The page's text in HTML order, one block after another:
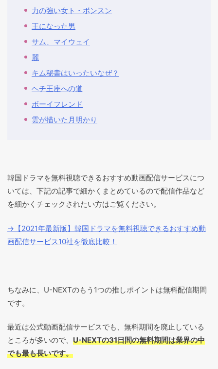
力の強い女ト・ボンスン
王になった男
サム、マイウェイ
麗
キム秘書はいったいなぜ？
ヘチ王座への道
ボーイフレンド
雲が描いた月明かり
韓国ドラマを無料視聴できるおすすめ動画配信サービスにつ
いては、下記の記事で細かくまとめているので配信作品など
を細かくチェックされたい方はご覧ください。
→【2021年最新版】韓国ドラマを無料視聴できるおすすめ動
画配信サービス10社を徹底比較！
ちなみに、U-NEXTのもう1つの推しポイントは無料配信期間
です。
最近は公式動画配信サービスでも、無料期間を廃止している
ところが多いので、 U-NEXTの31日間の無料期間は業界の中
でも最も長いです。